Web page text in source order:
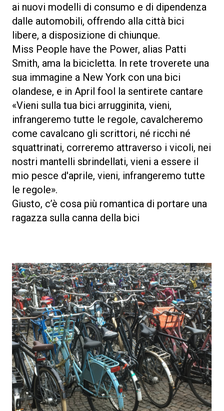
ai nuovi modelli di consumo e di dipendenza
dalle automobili, offrendo alla città bici
libere, a disposizione di chiunque.
Miss People have the Power, alias Patti
Smith, ama la bicicletta. In rete troverete una
sua immagine a New York con una bici
olandese, e in April fool la sentirete cantare
«Vieni sulla tua bici arrugginita, vieni,
infrangeremo tutte le regole, cavalcheremo
come cavalcano gli scrittori, né ricchi né
squattrinati, correremo attraverso i vicoli, nei
nostri mantelli sbrindellati, vieni a essere il
mio pesce d'aprile, vieni, infrangeremo tutte
le regole».
Giusto, c’è cosa più romantica di portare una
ragazza sulla canna della bici